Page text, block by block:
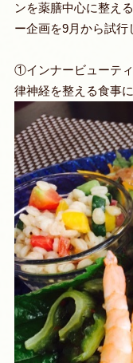
ンを薬膳中心に整え
ー企画を9月から試行
①インナービューテ
律神経を整える食事に